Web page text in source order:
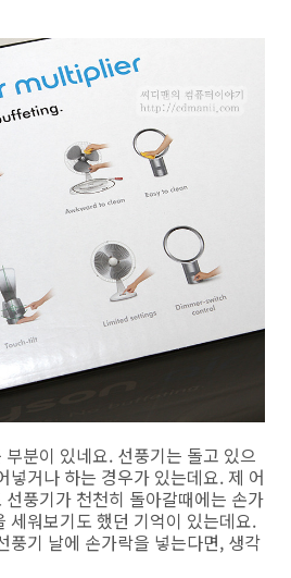
분이 있네요. 선풍기는 돌고 있으
넣거나 하는 경우가 있는데요. 제 어
풍기가 천천히 돌아갈때에는 손가
세워보기도 했던 기억이 있는데요.
풍기 날에 손가락을 넣는다면, 생각